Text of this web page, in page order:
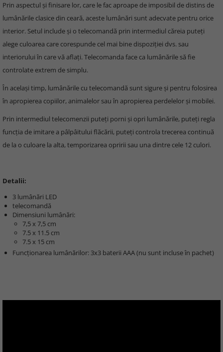
Prin aspectul şi finisare lor, care le fac aproape de imposibil de distins de
lumânările clasice din ceară, aceste lumânări sunt adecvate pentru orice
interior. Setul include şi o telecomandă prin intermediul căreia puteţi
alege culoarea care corespunde cel mai bine dispoziţiei dvs. sau
interiorului în care vă aflaţi. Telecomanda face ca lumânările să fie
controlate extrem de simplu.
În acelaşi timp, lumânările cu telecomandă sunt sigure şi pentru folosirea
în apropierea copiilor, animalelor sau în apropierea perdelelor şi mobilei.
Prin intermediul telecomenzii puteţi porni şi opri lumânările, puteţi regla
funcția de imitare a pâlpâitului flăcării, puteţi controla trecerea continuă
de la o culoare la alta, temporizarea opririi sau una dintre cele 12 culori.
Detalii:
3 lumânări LED
telecomandă
Dimensiuni lumânări:
7,5 x 7,5 cm
7.5 x 11.5 cm
7.5 x 15 cm
Funcţionarea lumânărilor: 3x3 baterii AAA (nu sunt incluse în pachet)